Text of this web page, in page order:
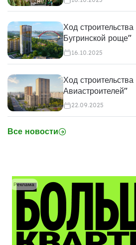
Ход
Бугринской роще"
16.10.2025
Ход
Авиастроителей"
22.09.2025
Все новости
Реклама